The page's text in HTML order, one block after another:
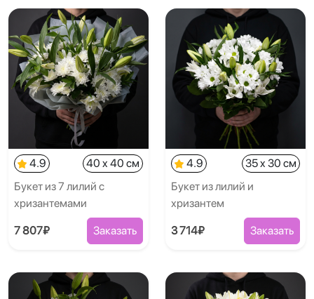
4.9
40 x 40 см
Букет из 7 лилий с
хризантемами
7 807₽ Заказать
4.9
35 x 30 см
Букет из лилий и
хризантем
3 714₽ Заказать